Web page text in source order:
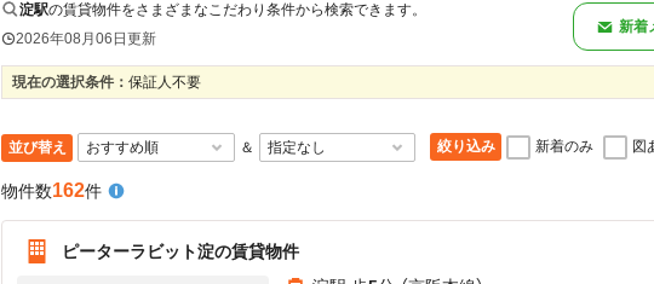
淀駅の賃貸物件をさまざまなこだわり条件から検索できます。
2026年08月06日更新
新着
現在の選択条件： 保証人不要
並び替え ＆ 絞り込み 新着のみ 図
物件数162件
ピーターラビット淀の賃貸物件